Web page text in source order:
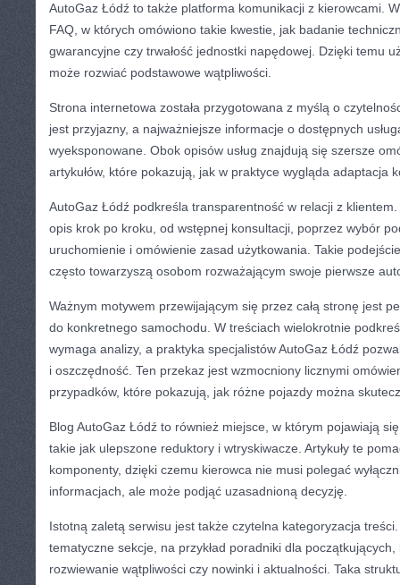
AutoGaz Łódź to także platforma komunikacji z kierowcami.
FAQ, w których omówiono takie kwestie, jak badanie
gwarancyjne czy trwałość jednostki napędowej. Dzięki temu
może rozwiać podstawowe wątpliwości.
Strona internetowa została przygotowana z myślą o
jest przyjazny, a najważniejsze informacje o dostępnych
wyeksponowane. Obok opisów usług znajdują się szersze
artykułów, które pokazują, jak w praktyce wygląda adaptacja
AutoGaz Łódź podkreśla transparentność w relacji z
opis krok po kroku, od wstępnej konsultacji, poprzez wybór
uruchomienie i omówienie zasad użytkowania. Takie
często towarzyszą osobom rozważającym swoje pierwsze
Ważnym motywem przewijającym się przez całą stronę jest
do konkretnego samochodu. W treściach wielokrotnie
wymaga analizy, a praktyka specjalistów AutoGaz Łódź
i oszczędność. Ten przekaz jest wzmocniony licznymi
przypadków, które pokazują, jak różne pojazdy można
Blog AutoGaz Łódź to również miejsce, w którym pojawiają
takie jak ulepszone reduktory i wtryskiwacze. Artykuły te
komponenty, dzięki czemu kierowca nie musi polegać
informacjach, ale może podjąć uzasadnioną decyzję.
Istotną zaletą serwisu jest także czytelna kategoryzacja
tematyczne sekcje, na przykład poradniki dla początkujących,
rozwiewanie wątpliwości czy nowinki i aktualności. Taka